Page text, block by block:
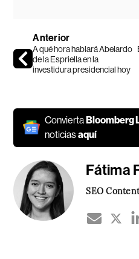
Anterior
A qué hora hablará Abelardo
de la Espriella en la
investidura presidencial hoy
ConviertaBloomberg
noticiasaquí
Fátima
SEO